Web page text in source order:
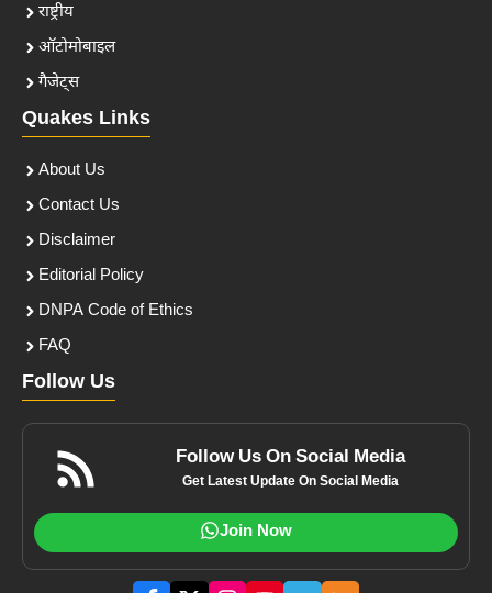
राष्ट्रीय
ऑटोमोबाइल
गैजेट्स
Quakes Links
About Us
Contact Us
Disclaimer
Editorial Policy
DNPA Code of Ethics
FAQ
Follow Us
Follow Us On Social Media
Get Latest Update On Social Media
Join Now